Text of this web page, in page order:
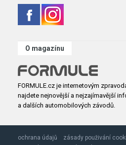
O magazínu
FORMULE.cz je internetovým
najdete nejnovější a nejzajímavější
a dalších automobilových závodů.
ochrana údajů zásady použivání